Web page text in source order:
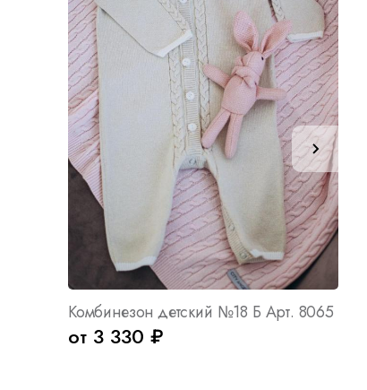
Комбинезон детский №18 Б Арт. 8065
от 3 330 ₽